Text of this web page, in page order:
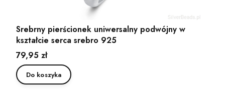
Srebrny pierścionek uniwersalny podwójny w
kształcie serca srebro 925
Cena
79,95 zł
Do koszyka